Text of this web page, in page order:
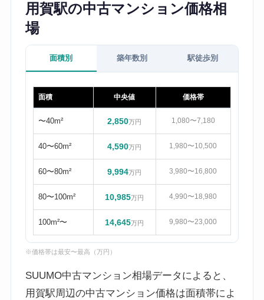
用賀駅の中古マンション価格相
場
面積別 築年数別 駅徒歩別
面積 中央値 価格帯
〜40m² 2,850万円 1,080〜7,180
40〜60m² 4,590万円 1,980〜10,500
60〜80m² 9,994万円 3,980〜16,800
80〜100m² 10,985万円 4,990〜18,980
100m²〜 14,645万円 9,980〜23,000
※価格帯は最安〜最高（万円）
SUUMO中古マンション相場データによると、
用賀駅周辺の中古マンション価格は面積帯によ